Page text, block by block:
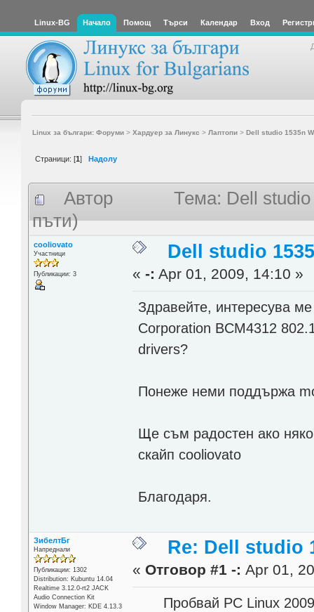
Linux-BG Начало Помощ Търси Календар Вход
Linux за българи: Форуми> Хардуер за Линукс > Лаптопи> Dell studio 1535n
Страници: [1] Надолу
Автор
Тема: Dell
пъти)
cooliovato
Участници
Публикации: 3
Dell studio
«-: Apr 01, 2009, 14:10 »
Здравейте, интересува
Corporation BCM4312
drivers?
Понеже неми поддържа
Ще съм радостен ако
скайп cooliovato
Благодаря.
ЗибелтБг
Напреднали
Публикации: 1302
Distribution: Kubuntu 14.04
Realtime 3.12.0-rt2 JACK
Audio Connection Kit
Window Manager: KDE 4.13.3
Re: Dell studio
« Отговор #1 -: Apr 01,
Пробвай PC Linux 2009